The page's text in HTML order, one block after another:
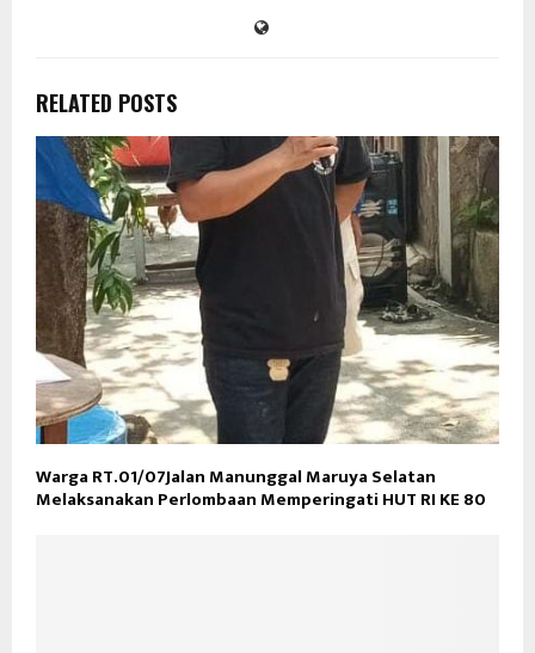
RELATED POSTS
Warga RT.01/07Jalan Manunggal Maruya Selatan
Melaksanakan Perlombaan Memperingati HUT RI KE 80